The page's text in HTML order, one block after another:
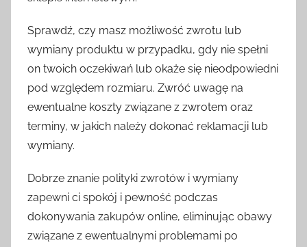
Sprawdź, czy masz możliwość zwrotu lub
wymiany produktu w przypadku, gdy nie spełni
on twoich oczekiwań lub okaże się nieodpowiedni
pod względem rozmiaru. Zwróć uwagę na
ewentualne koszty związane z zwrotem oraz
terminy, w jakich należy dokonać reklamacji lub
wymiany.
Dobrze znanie polityki zwrotów i wymiany
zapewni ci spokój i pewność podczas
dokonywania zakupów online, eliminując obawy
związane z ewentualnymi problemami po